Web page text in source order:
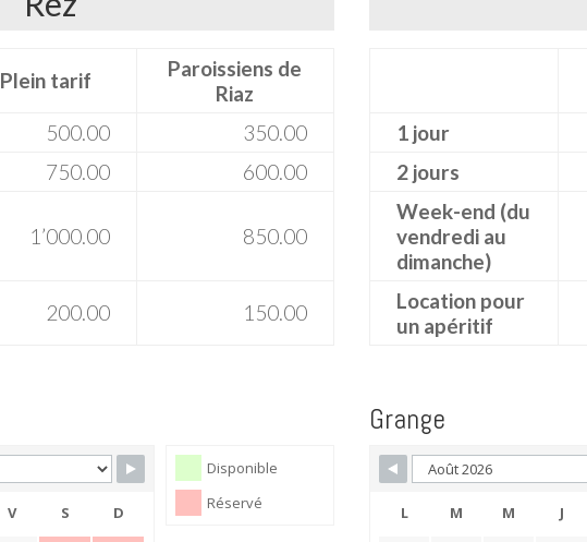
Plein tarif
Paroissiens de
Riaz
500.00
350.00
750.00
600.00
1’000.00 850.00
200.00 150.00
Disponible
Réservé
V S D
1 jour
2 jours
Week-end (du
vendredi au
dimanche)
Location pour
un apéritif
Grange
L M M J